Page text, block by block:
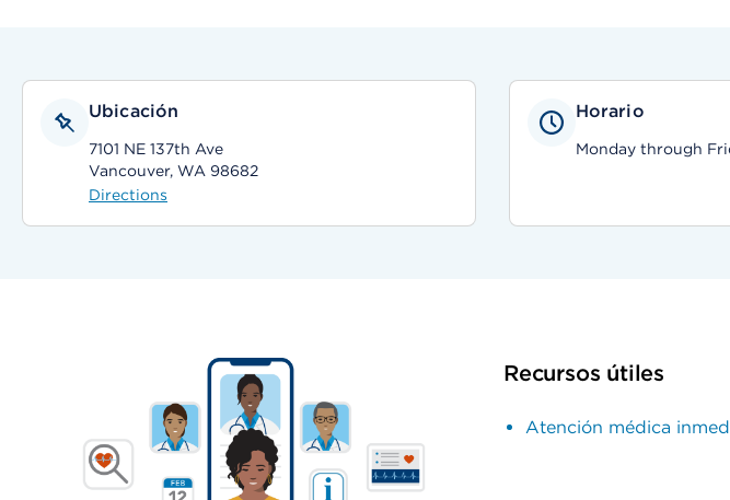
Ubicación
7101 NE 137th Ave
Vancouver, WA 98682
Directions
Horario
Monday through
Recursos útiles
Atención médica